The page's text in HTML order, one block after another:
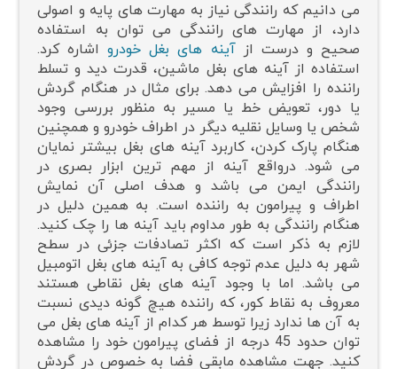
می دانیم که رانندگی نیاز به مهارت های پایه و اصولی
دارد، از مهارت های رانندگی می توان به استفاده
صحیح و درست ازآینه های بغل خودرواشاره کرد.
استفاده از آینه های بغل ماشین، قدرت دید و تسلط
راننده را افزایش می دهد. برای مثال در هنگام گردش
یا دور، تعویض خط یا مسیر به منظور بررسی وجود
شخص یا وسایل نقلیه دیگر در اطراف خودرو و همچنین
هنگام پارک کردن، کاربرد آینه های بغل بیشتر نمایان
می شود. درواقع آینه از مهم ترین ابزار بصری در
رانندگی ایمن می باشد و هدف اصلی آن نمایش
اطراف و پیرامون به راننده است. به همین دلیل در
هنگام رانندگی به طور مداوم باید آینه ها را چک کنید.
لازم به ذکر است که اکثر تصادفات جزئی در سطح
شهر به دلیل عدم توجه کافی به آینه های بغل اتومبیل
می باشد. اما با وجود آینه های بغل نقاطی هستند
معروف به نقاط کور، که راننده هیچ گونه دیدی نسبت
به آن ها ندارد زیرا توسط هر کدام از آینه های بغل می
توان حدود 45 درجه از فضای پیرامون خود را مشاهده
کنید. جهت مشاهده مابقی فضا به خصوص در گردش